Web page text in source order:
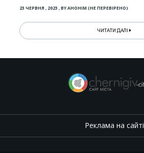
23 ЧЕРВНЯ , 2023 ,BYАНОНІМ (НЕ ПЕРЕВІРЕНО)
ЧИТАТИ ДАЛІ
Реклама на сайті